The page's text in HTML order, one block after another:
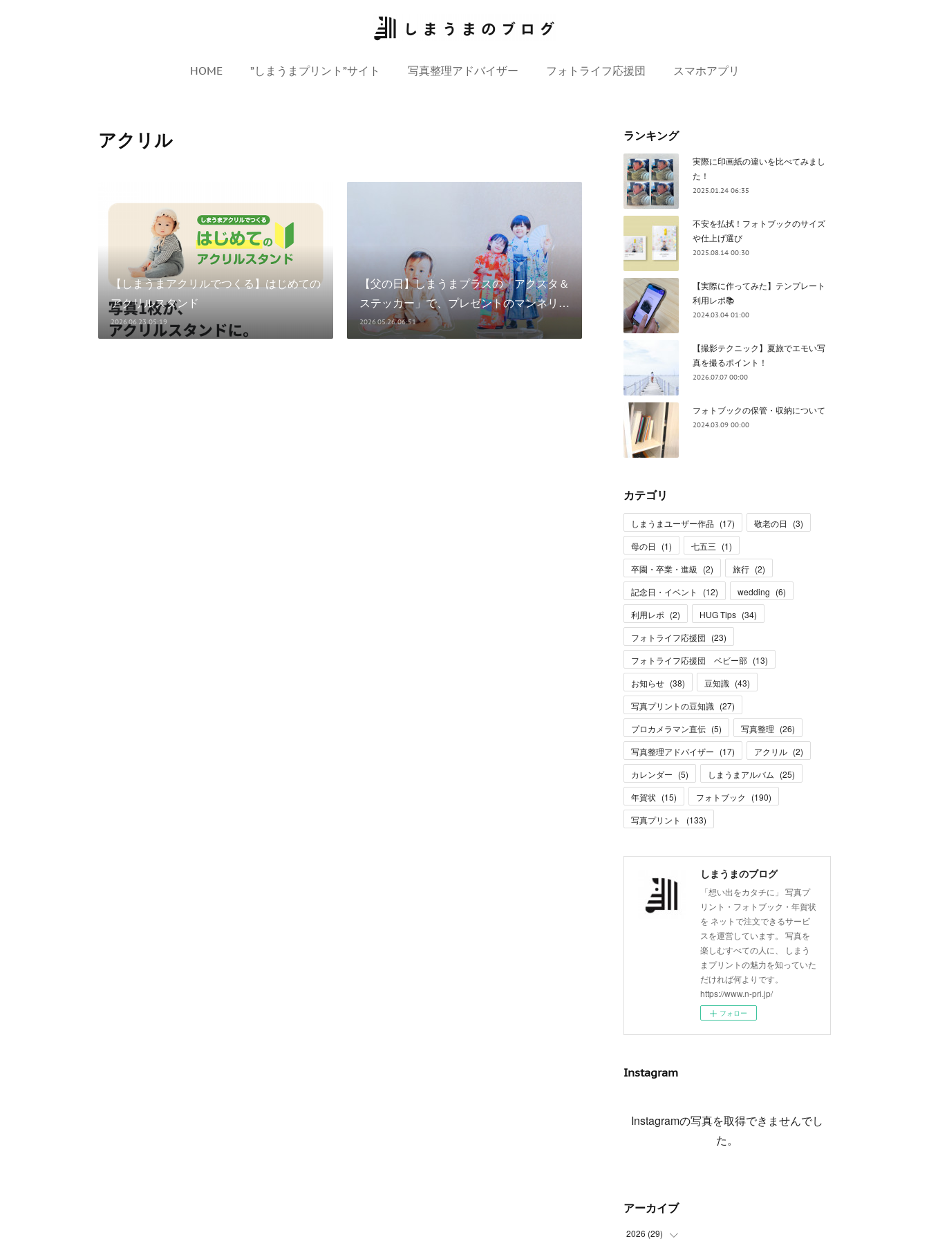
HOME ”しまうまプリント”サイト 写真整理アドバイザー フォトライフ応援団 スマホアプリ
アクリル
【しまうまアクリルでつくる】はじめての
アクリルスタンド
2026.06.23 05:19
【父の日】しまうまプラスの「アクスタ＆
ステッカー」で、プレゼントのマンネリ…
2026.05.26 06:51
ランキング
実際に印画紙の違いを比べてみまし
た！
2025.01.24 06:35
不安を払拭！フォトブックのサイズ
や仕上げ選び
2025.08.14 00:30
【実際に作ってみた】テンプレート
利用レポ📚
2024.03.04 01:00
【撮影テクニック】夏旅でエモい写
真を撮るポイント！
2026.07.07 00:00
フォトブックの保管・収納について
2024.03.09 00:00
カテゴリ
しまうまユーザー作品 (17) 敬老の日 (3)
母の日
(1) 七五三 (1)
卒園・卒業・進級 (2) 旅行 (2)
記念日・イベント
(12) wedding (6)
利用レポ (2) HUG Tips (34)
フォトライフ応援団 (23)
フォトライフ応援団 ベビー部 (13)
お知らせ (38) 豆知識 (43)
写真プリントの豆知識 (27)
プロカメラマン直伝 (5) 写真整理 (26)
写真整理アドバイザー (17) アクリル (2)
カレンダー (5) しまうまアルバム (25)
年賀状 (15) フォトブック (190)
写真プリント
(133)
しまうまのブログ
「想い出をカタチに」 写真プ
リント・フォトブック・年賀状
を ネットで注文できるサービ
スを運営しています。 写真を
楽しむすべての人に、 しまう
まプリントの魅力を知っていた
だければ何よりです。
https://www.n-pri.jp/
フォロー
Instagram
Instagramの写真を取得できませんでし
た。
アーカイブ
2026 (29)